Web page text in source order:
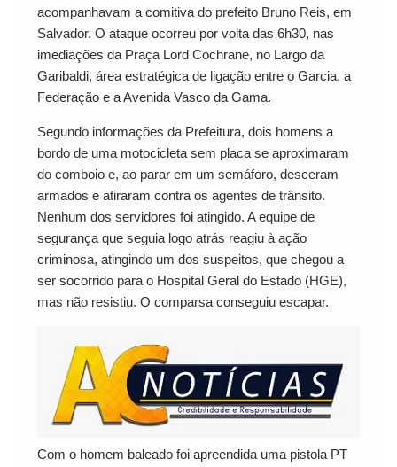
acompanhavam a comitiva do prefeito Bruno Reis, em
Salvador. O ataque ocorreu por volta das 6h30, nas
imediações da Praça Lord Cochrane, no Largo da
Garibaldi, área estratégica de ligação entre o Garcia, a
Federação e a Avenida Vasco da Gama.
Segundo informações da Prefeitura, dois homens a
bordo de uma motocicleta sem placa se aproximaram
do comboio e, ao parar em um semáforo, desceram
armados e atiraram contra os agentes de trânsito.
Nenhum dos servidores foi atingido. A equipe de
segurança que seguia logo atrás reagiu à ação
criminosa, atingindo um dos suspeitos, que chegou a
ser socorrido para o Hospital Geral do Estado (HGE),
mas não resistiu. O comparsa conseguiu escapar.
Com o homem baleado foi apreendida uma pistola PT